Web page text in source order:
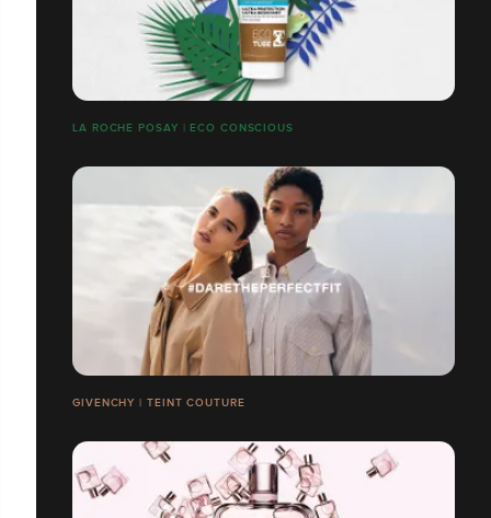
LA ROCHE POSAY | ECO CONSCIOUS
GIVENCHY | TEINT COUTURE